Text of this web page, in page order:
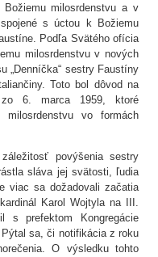
milosrdenstvu a v
s úctou k Božiemu
Podľa Svätého ofícia
milosrdenstvu v nových
„Denníčka“ sestry Faustíny
Toto bol dôvod na
6. marca 1959, ktoré
vo formách
povýšenia sestry
sláva jej svätosti, ľudia
viac sa dožadovali začatia
Karol Wojtyla na III.
s prefektom Kongregácie
sa, či notifikácia z roku
O výsledku tohto